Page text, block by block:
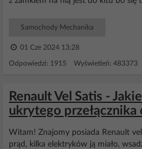
Samochody Mechanika
01 Cze 2024 13:28
Odpowiedzi: 1915 Wyświetleń: 483373
Renault Vel Satis -
ukrytego przełącznika
Witam! Znajomy posiada Renault
prąd, kilka elektryków ją miało,